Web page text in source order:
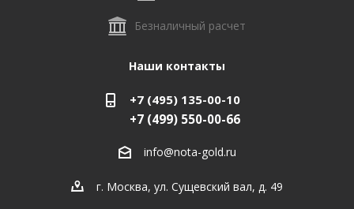
Безналичный расчет
Наши контакты
+7 (495) 135-00-10
+7 (499) 550-00-66
info@nota-gold.ru
г. Москва, ул. Сущевский вал, д. 49